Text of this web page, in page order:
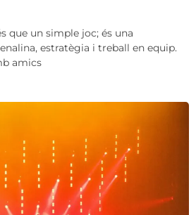
que un simple joc; és una
estratègia i treball en equip.
amics